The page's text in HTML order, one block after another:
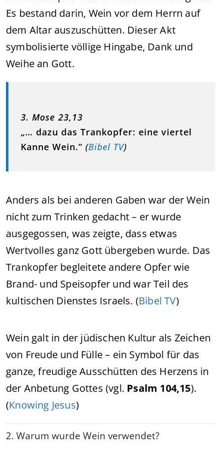
Es bestand darin, Wein vor dem Herrn auf
dem Altar auszuschütten. Dieser Akt
symbolisierte völlige Hingabe, Dank und
Weihe an Gott.
3. Mose 23,13
„… dazu das Trankopfer: eine viertel
Kanne Wein.“ (Bibel TV)
Anders als bei anderen Gaben war der Wein
nicht zum Trinken gedacht – er wurde
ausgegossen, was zeigte, dass etwas
Wertvolles ganz Gott übergeben wurde. Das
Trankopfer begleitete andere Opfer wie
Brand- und Speisopfer und war Teil des
kultischen Dienstes Israels. (Bibel TV)
Wein galt in der jüdischen Kultur als Zeichen
von Freude und Fülle – ein Symbol für das
ganze, freudige Ausschütten des Herzens in
der Anbetung Gottes (vgl. Psalm 104,15).
(Knowing Jesus)
2. Warum wurde Wein verwendet?